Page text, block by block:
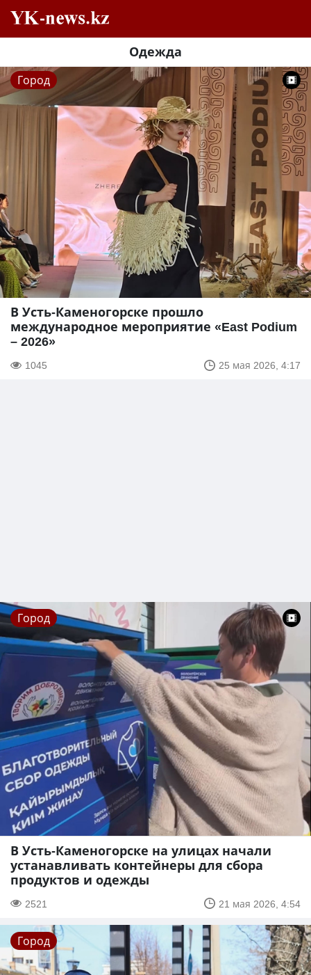
Одежда
Город
В Усть-Каменогорске прошло
международное мероприятие «East Podium
– 2026»
1045 25 мая 2026, 4:17
Город
В Усть-Каменогорске на улицах начали
устанавливать контейнеры для сбора
продуктов и одежды
2521 21 мая 2026, 4:54
Город